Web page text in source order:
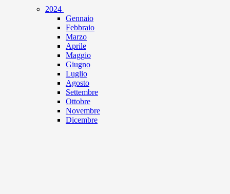
2024
Gennaio
Febbraio
Marzo
Aprile
Maggio
Giugno
Luglio
Agosto
Settembre
Ottobre
Novembre
Dicembre